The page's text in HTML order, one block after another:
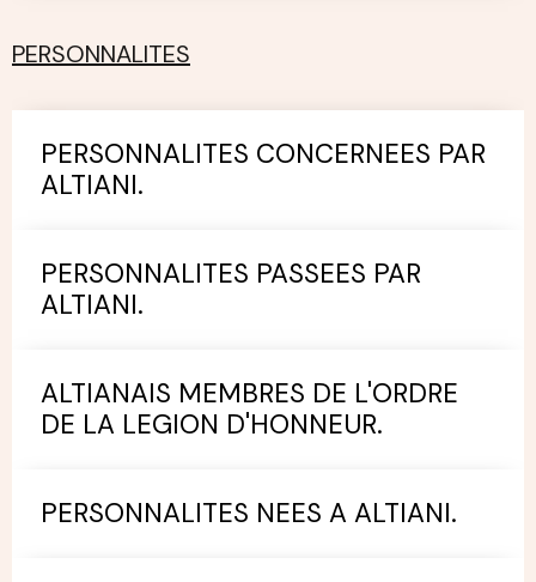
PERSONNALITES
PERSONNALITES CONCERNEES PAR
ALTIANI.
PERSONNALITES PASSEES PAR
ALTIANI.
ALTIANAIS MEMBRES DE L'ORDRE
DE LA LEGION D'HONNEUR.
PERSONNALITES NEES A ALTIANI.